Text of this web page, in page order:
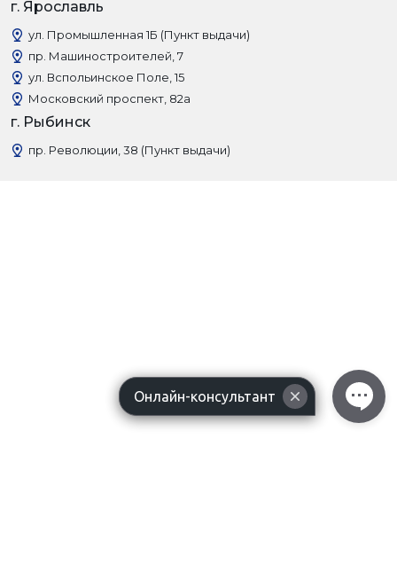
г. Ярославль
ул. Промышленная 1Б (Пункт выдачи)
пр. Машиностроителей, 7
ул. Вспольинское Поле, 15
Московский проспект, 82а
г. Рыбинск
пр. Революции, 38 (Пункт выдачи)
Онлайн-консультант